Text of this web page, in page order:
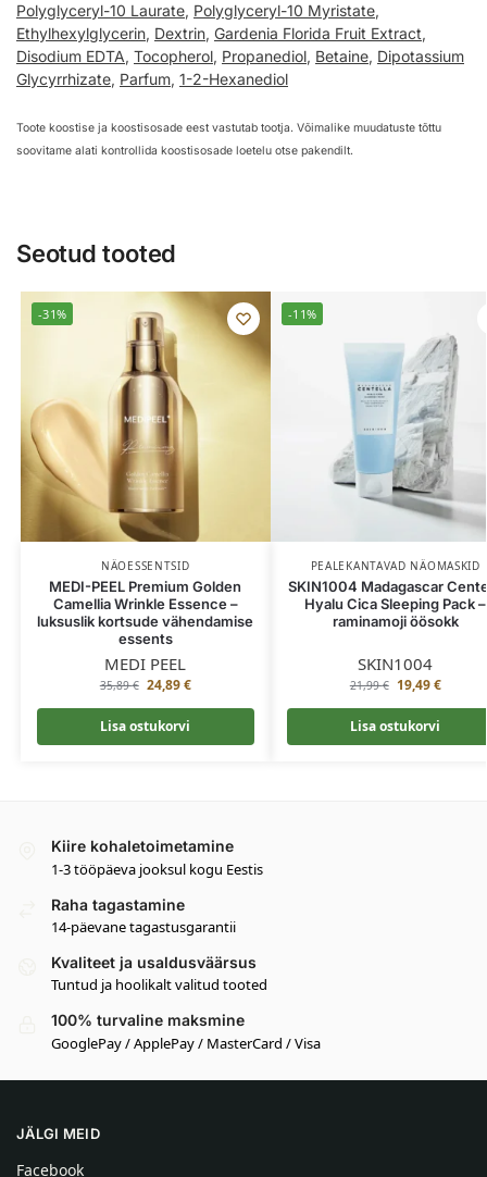
Polyglyceryl-10 Laurate, Polyglyceryl-10 Myristate,
Ethylhexylglycerin, Dextrin, Gardenia Florida Fruit Extract,
Disodium EDTA, Tocopherol, Propanediol, Betaine, Dipotassium
Glycyrrhizate, Parfum, 1-2-Hexanediol
Toote koostise ja koostisosade eest vastutab tootja. Võimalike muudatuste tõttu
soovitame alati kontrollida koostisosade loetelu otse pakendilt.
Seotud tooted
-31%
NÄOESSENTSID
MEDI-PEEL Premium Golden
Camellia Wrinkle Essence –
luksuslik kortsude vähendamise
essents
MEDI PEEL
35,89€ 24,89€
Lisa ostukorvi
-11%
PEALEKANTAVAD NÄOMASKID
SKIN1004 Madagascar
Hyalu Cica Sleeping Pack –
raminamoji öösokk
SKIN1004
21,99€ 19,49€
Lisa ostukorvi
Kiire kohaletoimetamine
1-3 tööpäeva jooksul kogu Eestis
Raha tagastamine
14-päevane tagastusgarantii
Kvaliteet ja usaldusväärsus
Tuntud ja hoolikalt valitud tooted
100% turvaline maksmine
GooglePay / ApplePay / MasterCard / Visa
JÄLGI MEID
Facebook